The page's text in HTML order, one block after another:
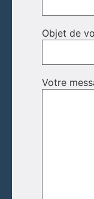
Objet de
Votre